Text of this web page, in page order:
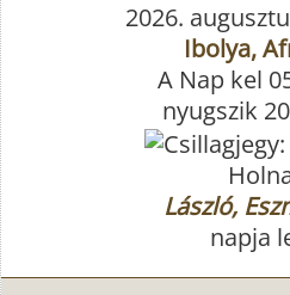
2026.
Ibolya,
A Nap kel
nyugszik
László,
napja